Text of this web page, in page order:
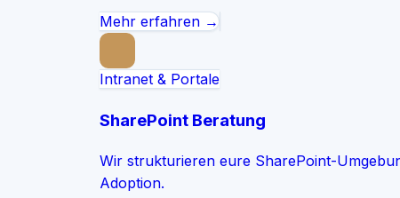
Mehr erfahren →
Intranet & Portale
SharePoint Beratung
Wir strukturieren eure SharePoint-
Adoption.